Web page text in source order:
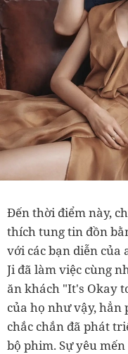
Đến thời điểm này,
thích tung tin đồn
với các bạn diễn của
Ji đã làm việc cùng
ăn khách "It's Okay
của họ như vậy, hẳn
chắc chắn đã phát
bộ phim. Sự yêu